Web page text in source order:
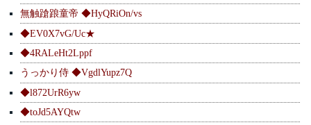
無触蹌踉童帝 ◆HyQRiOn/vs
◆EV0X7vG/Uc★
◆4RALeHt2Lppf
うっかり侍 ◆VgdlYupz7Q
◆l872UrR6yw
◆toJd5AYQtw